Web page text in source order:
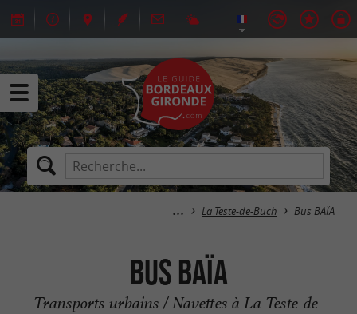
La Teste-de-Buch Bus BAÏA
Bus BAÏA
Transports urbains / Navettes à La Teste-de-